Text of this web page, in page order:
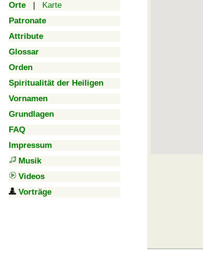
Orte | Karte
Patronate
Attribute
Glossar
Orden
Spiritualität der Heiligen
Vornamen
Grundlagen
FAQ
Impressum
Musik
Videos
Vorträge